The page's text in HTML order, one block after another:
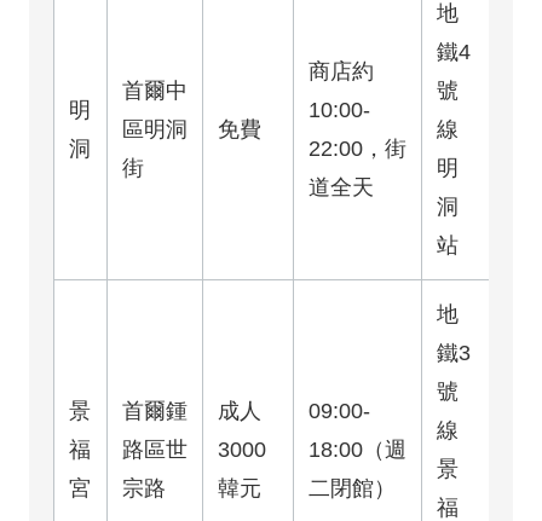
明
洞
首爾中
區明洞
街
免費
商店約
10:00-
22:00，街
道全天
地
鐵4
號
線
明
洞
站
景
福
宮
首爾鍾
路區世
宗路
成人
3000
韓元
09:00-
18:00（週
二閉館）
地
鐵3
號
線
景
福